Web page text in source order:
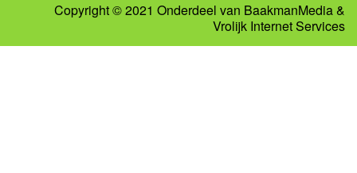
Copyright © 2021 Onderdeel van BaakmanMedia&
Vrolijk Internet Services